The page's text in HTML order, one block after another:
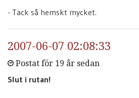
- Tack så hemskt mycket.
2007-06-07 02:08:33
Postat för 19 år sedan
Slut i rutan!